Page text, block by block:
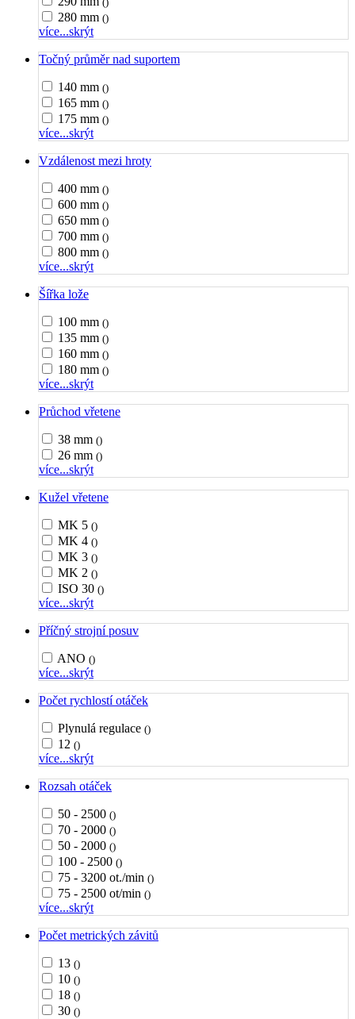
280 mm ()
více...skrýt
Točný průměr nad suportem
140 mm ()
165 mm ()
175 mm ()
více...skrýt
Vzdálenost mezi hroty
400 mm ()
600 mm ()
650 mm ()
700 mm ()
800 mm ()
více...skrýt
Šířka lože
100 mm ()
135 mm ()
160 mm ()
180 mm ()
více...skrýt
Průchod vřetene
38 mm ()
26 mm ()
více...skrýt
Kužel vřetene
MK 5 ()
MK 4 ()
MK 3 ()
MK 2 ()
ISO 30 ()
více...skrýt
Příčný strojní posuv
ANO ()
více...skrýt
Počet rychlostí otáček
Plynulá regulace ()
12 ()
více...skrýt
Rozsah otáček
50 - 2500 ()
70 - 2000 ()
50 - 2000 ()
100 - 2500 ()
75 - 3200 ot./min ()
75 - 2500 ot/min ()
více...skrýt
Počet metrických závitů
13 ()
10 ()
18 ()
30 ()